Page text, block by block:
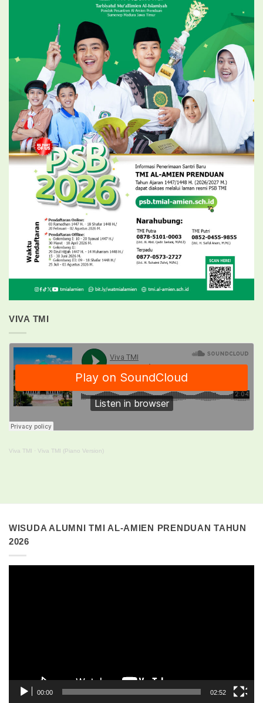
VIVA TMI
Viva TMI · Viva TMI (Piano Version)
WISUDA ALUMNI TMI AL-AMIEN PRENDUAN TAHUN
2026
00:00 02:52